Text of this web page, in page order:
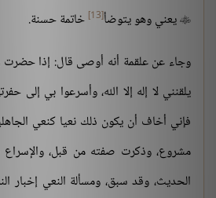
 يعني وهو يتوضأ[13]
خاتمة حسنة.
وجاء عن علقمة أنه أوصى قال: إذا
يلقنني لا إله إلا الله، وأسرعوا بي إلى
فإني أخاف أن يكون ذلك نعيا كنعي
مشروع، وذكرت صفته من قبل،
الحديث، وقد سبق، ومسألة النعي إخبار